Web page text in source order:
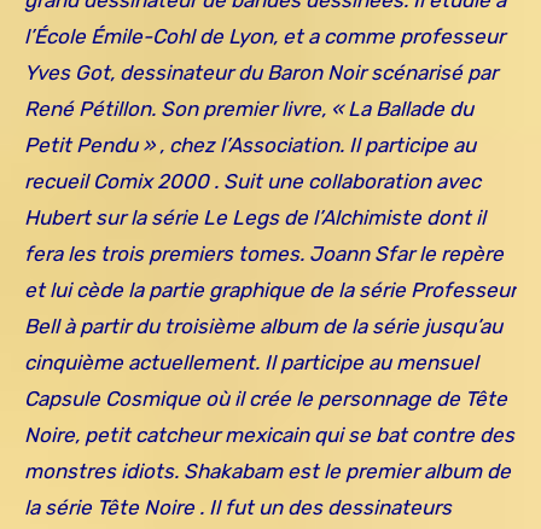
l’École Émile-Cohl de Lyon, et a comme professeur
Yves Got, dessinateur du Baron Noir scénarisé par
René Pétillon. Son premier livre, « La Ballade du
Petit Pendu » , chez l’Association. Il participe au
recueil Comix 2000 . Suit une collaboration avec
Hubert sur la série Le Legs de l’Alchimiste dont il
fera les trois premiers tomes. Joann Sfar le repère
et lui cède la partie graphique de la série Professeur
Bell à partir du troisième album de la série jusqu’au
cinquième actuellement. Il participe au mensuel
Capsule Cosmique où il crée le personnage de Tête
Noire, petit catcheur mexicain qui se bat contre des
monstres idiots. Shakabam est le premier album de
la série Tête Noire . Il fut un des dessinateurs